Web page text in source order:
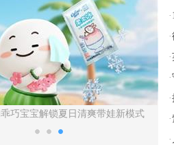
巧宝宝解锁夏日清爽带娃新模式
·
·
·
·
·
·
·